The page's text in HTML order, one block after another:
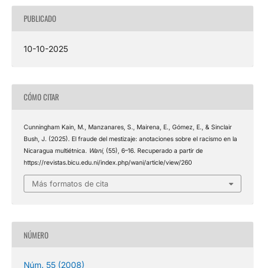
PUBLICADO
10-10-2025
CÓMO CITAR
Cunningham Kain, M., Manzanares, S., Mairena, E., Gómez, E., & Sinclair
Bush, J. (2025). El fraude del mestizaje: anotaciones sobre el racismo en la
Nicaragua multiétnica. Wani, (55), 6–16. Recuperado a partir de
https://revistas.bicu.edu.ni/index.php/wani/article/view/260
Más formatos de cita
NÚMERO
Núm. 55 (2008)